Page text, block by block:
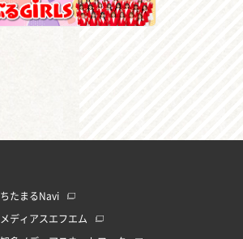
ちたまるNavi
メディアスエフエム